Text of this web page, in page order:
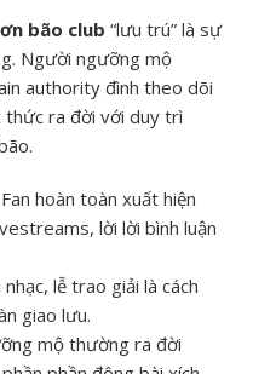
bão club “lưu trú” là sự
Người ngưỡng mộ
authority đình theo dõi
thức ra đời với duy trì
hoàn toàn xuất hiện
lời lời bình luận
lễ trao giải là cách
giao lưu.
mộ thường ra đời